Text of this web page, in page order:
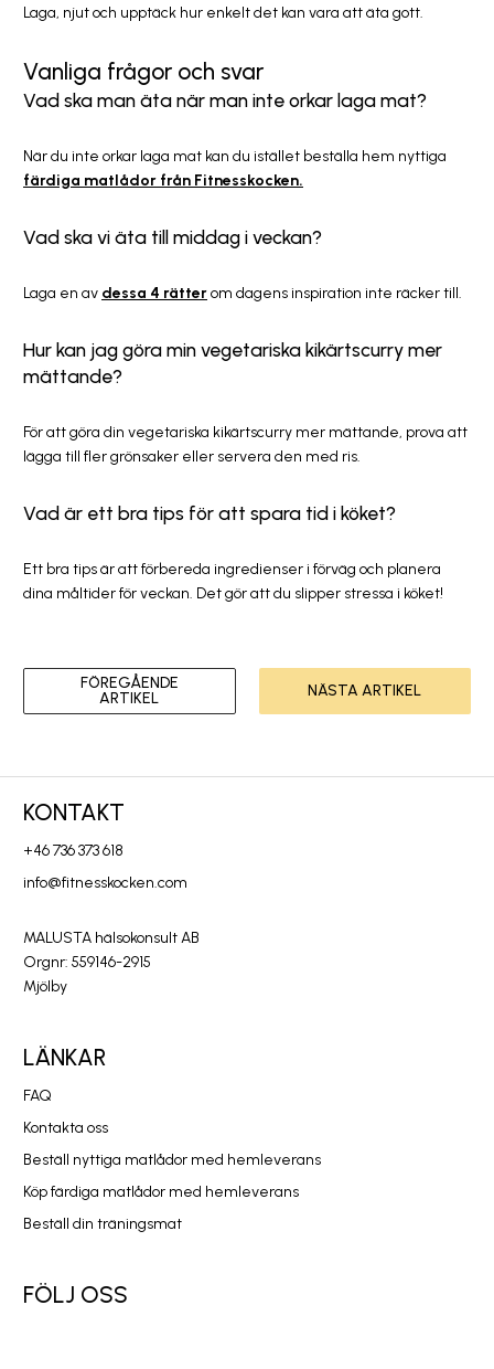
Laga, njut och upptäck hur enkelt det kan vara att äta gott.
Vanliga frågor och svar
Vad ska man äta när man inte orkar laga mat?
När du inte orkar laga mat kan du istället beställa hem nyttiga
färdiga matlådor från Fitnesskocken.
Vad ska vi äta till middag i veckan?
Laga en av dessa 4 rätterom dagens inspiration inte räcker till.
Hur kan jag göra min vegetariska kikärtscurry mer
mättande?
För att göra din vegetariska kikärtscurry mer mättande, prova att
lägga till fler grönsaker eller servera den med ris.
Vad är ett bra tips för att spara tid i köket?
Ett bra tips är att förbereda ingredienser i förväg och planera
dina måltider för veckan. Det gör att du slipper stressa i köket!
FÖREGÅENDE
ARTIKEL
NÄSTA ARTIKEL
KONTAKT
+46 736 373 618
info@fitnesskocken.com
MALUSTA hälsokonsult AB
Orgnr: 559146-2915
Mjölby
LÄNKAR
FAQ
Kontakta oss
Beställ nyttiga matlådor med hemleverans
Köp färdiga matlådor med hemleverans
Beställ din träningsmat
FÖLJ OSS